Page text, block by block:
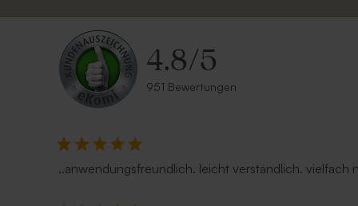
4.8/5
951 Bewertungen
..anwendungsfreundlich. leicht verständlich. vielfach